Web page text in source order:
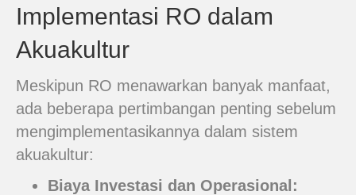
Implementasi RO dalam
Akuakultur
Meskipun RO menawarkan banyak manfaat,
ada beberapa pertimbangan penting sebelum
mengimplementasikannya dalam sistem
akuakultur:
Biaya Investasi dan Operasional: